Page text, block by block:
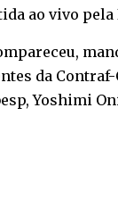
ao vivo
da
Yoshimi